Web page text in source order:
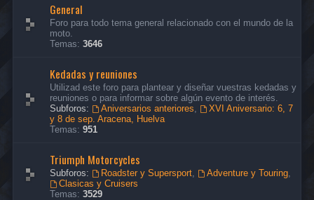
General
Foro para todo tema general relacionado con el mundo de la
moto.
Temas: 3646
Kedadas y reuniones
Utilizad este foro para plantear y diseñar vuestras kedadas y
reuniones o para informar sobre algún evento de interés.
Subforos:
Aniversarios anteriores,
XVI Aniversario: 6, 7
y 8 de sep. Aracena, Huelva
Temas: 951
Triumph Motorcycles
Subforos: Roadster y Supersport, Adventure y Touring,
Clasicas y Cruisers
Temas: 3529